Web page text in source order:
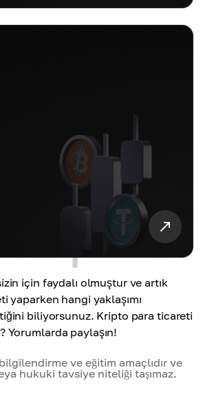
için faydalı olmuştur ve artık
yaparken hangi yaklaşımı
biliyorsunuz. Kripto para ticareti
Yorumlarda paylaşın!
ve eğitim amaçlıdır ve
hukuki tavsiye niteliği taşımaz.